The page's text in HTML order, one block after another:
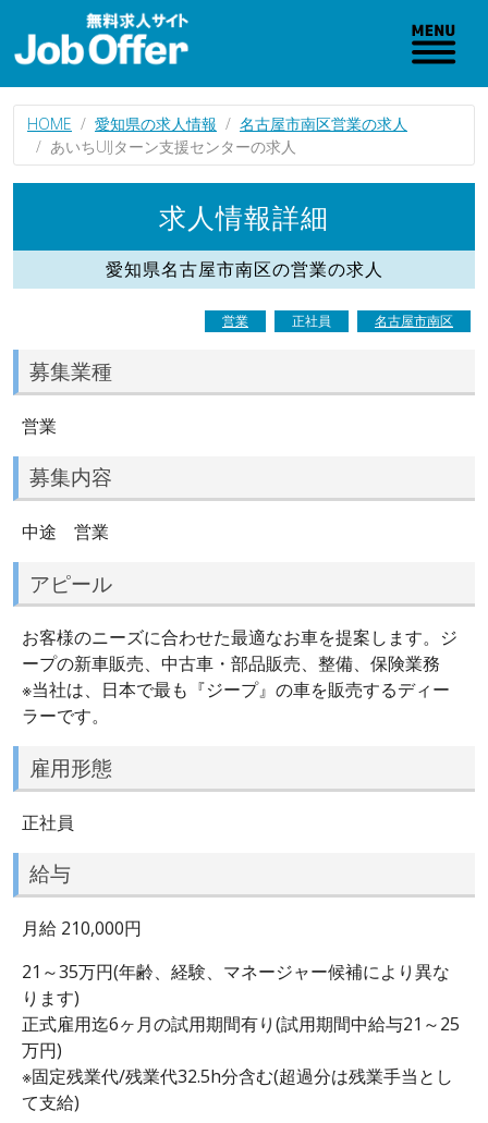
HOME 愛知県の求人情報
名古屋市南区営業の求人
あいちUIJターン支援センターの求人
求人情報詳細
愛知県名古屋市南区の営業の求人
営業 正社員 名古屋市南区
募集業種
営業
募集内容
中途 営業
アピール
お客様のニーズに合わせた最適なお車を提案します。ジ
ープの新車販売、中古車・部品販売、整備、保険業務
※当社は、日本で最も『ジープ』の車を販売するディー
ラーです。
雇用形態
正社員
給与
月給 210,000円
21～35万円(年齢、経験、マネージャー候補により異な
ります)
正式雇用迄6ヶ月の試用期間有り(試用期間中給与21～25
万円)
※固定残業代/残業代32.5h分含む(超過分は残業手当とし
て支給)